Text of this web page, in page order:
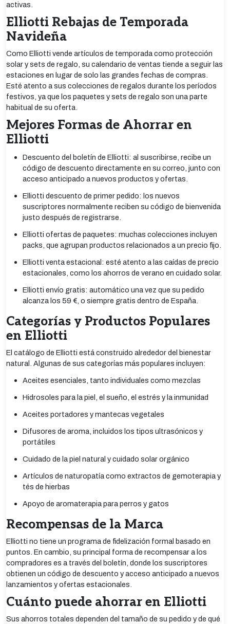
activas.
Elliotti Rebajas de Temporada
Navideña
Como Elliotti vende artículos de temporada como protección
solar y sets de regalo, su calendario de ventas tiende a seguir las
estaciones en lugar de solo las grandes fechas de compras.
Esté atento a sus colecciones de regalos durante los períodos
festivos, ya que los paquetes y sets de regalo son una parte
habitual de su oferta.
Mejores Formas de Ahorrar en
Elliotti
Descuento del boletín de Elliotti: al suscribirse, recibe un
código de descuento directamente en su correo, junto con
acceso anticipado a nuevos productos y ofertas.
Elliotti descuento de primer pedido: los nuevos
suscriptores normalmente reciben su código de bienvenida
justo después de registrarse.
Elliotti ofertas de paquetes: muchas colecciones incluyen
packs, que agrupan productos relacionados a un precio fijo.
Elliotti venta estacional: esté atento a las caídas de precio
estacionales, como los ahorros de verano en cuidado solar.
Elliotti envío gratis: automático una vez que su pedido
alcanza los 59 €, o siempre gratis dentro de España.
Categorías y Productos Populares
en Elliotti
El catálogo de Elliotti está construido alrededor del bienestar
natural. Algunas de sus categorías más populares incluyen:
Aceites esenciales, tanto individuales como mezclas
Hidrosoles para la piel, el sueño, el estrés y la inmunidad
Aceites portadores y mantecas vegetales
Difusores de aroma, incluidos los tipos ultrasónicos y
portátiles
Cuidado de la piel natural y cuidado solar orgánico
Artículos de naturopatía como extractos de gemoterapia y
tés de hierbas
Apoyo de aromaterapia para perros y gatos
Recompensas de la Marca
Elliotti no tiene un programa de fidelización formal basado en
puntos. En cambio, su principal forma de recompensar a los
compradores es a través del boletín, donde los suscriptores
obtienen un código de descuento y acceso anticipado a nuevos
lanzamientos y ofertas estacionales.
Cuánto puede ahorrar en Elliotti
Sus ahorros totales dependen del tamaño de su pedido y de qué